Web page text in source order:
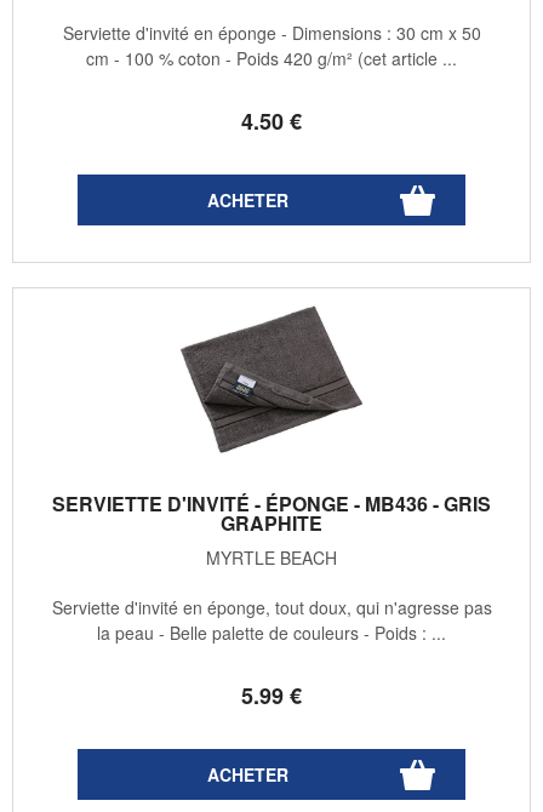
4.50€
Serviette d'invité en éponge - Dimensions : 30 cm x 50
cm - 100 % coton - Poids 420 g/m² (cet article ...
SERVIETTE D'INVITÉ - ÉPONGE - MB436 - GRIS
GRAPHITE
MYRTLE BEACH
5.99€
Serviette d'invité en éponge, tout doux, qui n'agresse pas
la peau - Belle palette de couleurs - Poids : ...